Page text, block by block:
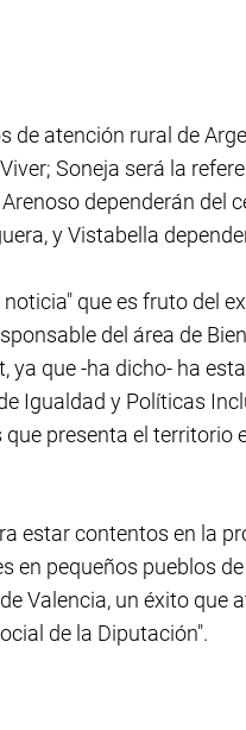
atención rural de
Soneja será la
dependerán del
y Vistabella
que es fruto del
del área de
ya que -ha dicho- ha
Igualdad y Políticas
presenta el territorio
estar contentos en la
en pequeños pueblos
Valencia, un éxito que
de la Diputación".